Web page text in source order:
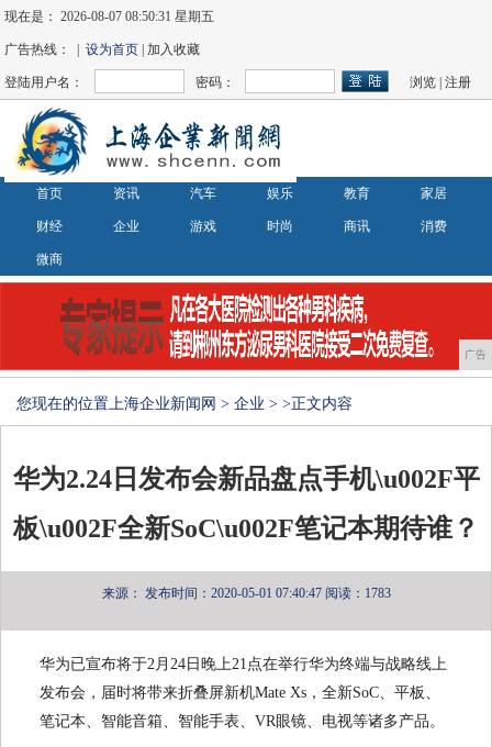
现在是：2026-08-07 08:50:31 星期五
广告热线： |设为首页 | 加入收藏
登陆用户名： 密码： 浏览 |注册
首页 资讯 汽车 娱乐 教育 家居
财经 企业 游戏 时尚 商讯 消费
微商
广告
您现在的位置上海企业新闻网 > 企业 > >正文内容
华为2.24日发布会新品盘点手机\u002F平
板\u002F全新SoC\u002F笔记本期待谁？
来源： 发布时间：2020-05-01 07:40:47 阅读：1783
华为已宣布将于2月24日晚上21点在举行华为终端与战略线上
发布会，届时将带来折叠屏新机Mate Xs，全新SoC、平板、
笔记本、智能音箱、智能手表、VR眼镜、电视等诸多产品。